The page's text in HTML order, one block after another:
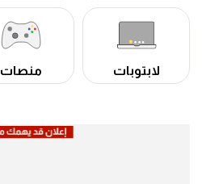
لابتوبات منصات